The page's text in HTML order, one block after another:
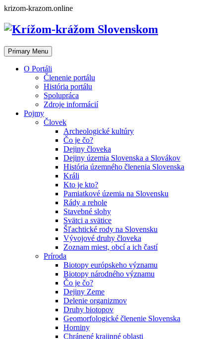
Skip
content
krizom-krazom.online
Primary Menu
O Portáli
Členenie portálu
História portálu
Spolupráca
Zdroje informácií
Pojmy
Človek
Archeologické kultúry
Čo je čo?
Dejiny človeka
Dejiny územia Slovenska a Slovákov
História územného členenia Slovenska
Králi
Kto je kto?
Pamiatkové územia na Slovensku
Rády a rehole
Stavebné slohy
Svätci a svätice
Šľachtické rody na Slovensku
Vývojové druhy človeka
Zoznam miest, obcí a ich častí
Príroda
Biotopy európskeho významu
Biotopy národného významu
Čo je čo?
Dejiny Zeme
Delenie organizmov
Druhy biotopov
Geomorfologické členenie Slovenska
Horniny
Chránené krajinné oblasti